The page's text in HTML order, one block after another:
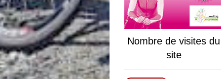
Nombre de visites du
site